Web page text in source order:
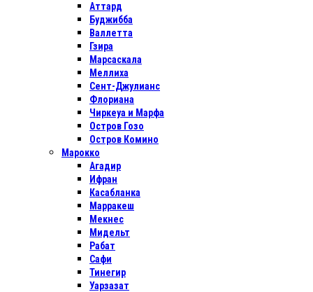
Аттард
Буджибба
Валлетта
Гзира
Марсаскала
Меллиха
Сент-Джулианс
Флориана
Чиркеуа и Марфа
Остров Гозо
Остров Комино
Марокко
Агадир
Ифран
Касабланка
Марракеш
Мекнес
Мидельт
Рабат
Сафи
Тинегир
Уарзазат